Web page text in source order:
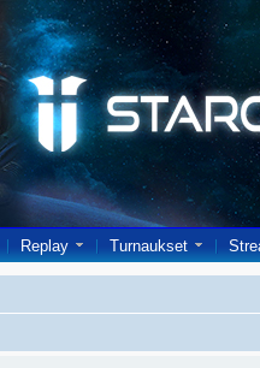
Replay Turnaukset